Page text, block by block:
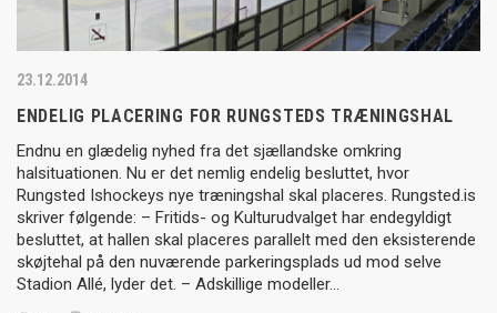
23.12.2014
ENDELIG PLACERING FOR RUNGSTEDS TRÆNINGSHAL
Endnu en glædelig nyhed fra det sjællandske omkring
halsituationen. Nu er det nemlig endelig besluttet, hvor
Rungsted Ishockeys nye træningshal skal placeres. Rungsted.is
skriver følgende: – Fritids- og Kulturudvalget har endegyldigt
besluttet, at hallen skal placeres parallelt med den eksisterende
skøjtehal på den nuværende parkeringsplads ud mod selve
Stadion Allé, lyder det. – Adskillige modeller…